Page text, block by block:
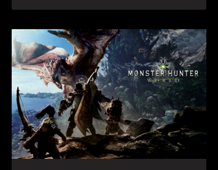
GOLD
YOU
HAVE
LIVE
GOLD
–
GAMES
WITH
GOLD
APRILE
2018